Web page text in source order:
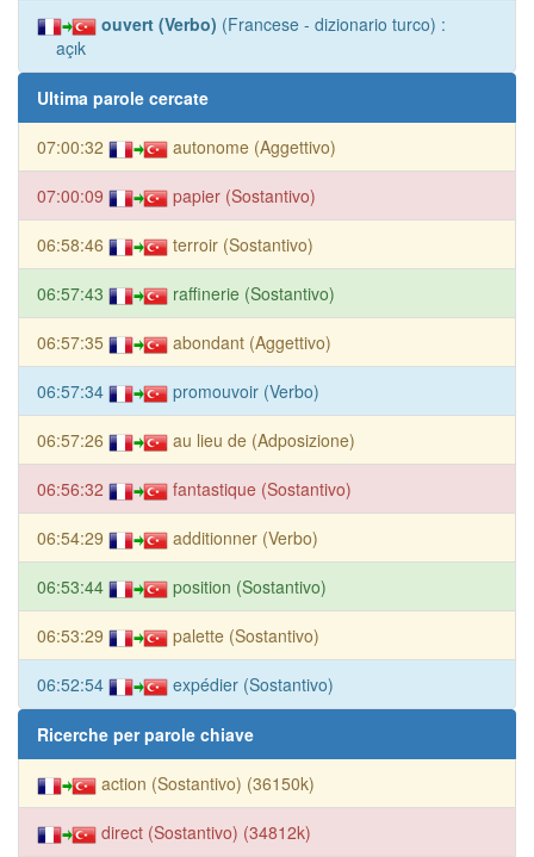
ouvert (Verbo) (Francese - dizionario turco) :
açık
Ultima parole cercate
07:00:32 autonome (Aggettivo)
07:00:09 papier (Sostantivo)
06:58:46 terroir (Sostantivo)
06:57:43 raffinerie (Sostantivo)
06:57:35 abondant (Aggettivo)
06:57:34 promouvoir (Verbo)
06:57:26 au lieu de (Adposizione)
06:56:32 fantastique (Sostantivo)
06:54:29 additionner (Verbo)
06:53:44 position (Sostantivo)
06:53:29 palette (Sostantivo)
06:52:54 expédier (Sostantivo)
Ricerche per parole chiave
action (Sostantivo) (36150k)
direct (Sostantivo) (34812k)